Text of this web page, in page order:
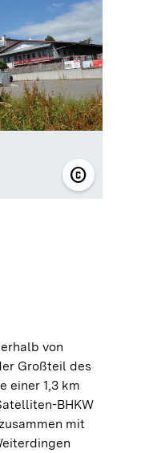
copyright
©
von
Großteil des
einer 1,3 km
BHKW
mit